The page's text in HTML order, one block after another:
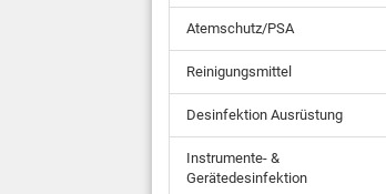
Atemschutz/PSA
Reinigungsmittel
Desinfektion Ausrüstung
Instrumente- &
Gerätedesinfektion